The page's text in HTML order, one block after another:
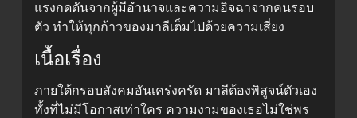
แรงกดดันจากผู้มีอำนาจและความอิจฉาจากคนรอบ
ตัว ทำให้ทุกก้าวของมาลีเต็มไปด้วยความเสี่ยง
เนื้อเรื่อง
ภายใต้กรอบสังคมอันเคร่งครัด มาลีต้องพิสูจน์ตัวเอง
ทั้งที่ไม่มีโอกาสเท่าใคร ความงามของเธอไม่ใช่พร